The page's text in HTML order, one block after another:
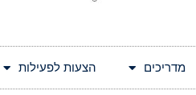
מדריכים הצעות לפעילות